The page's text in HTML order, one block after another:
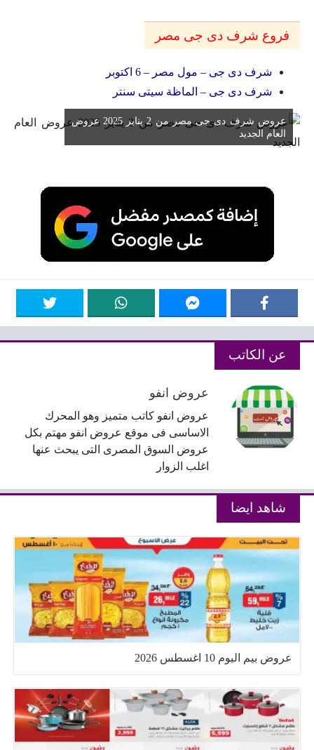
فروع شرف دى جى مصر
شرف دى جى – مول مصر – 6 اكتوبر
شرف دى جى – الماظة سيتى سنتر
عروض شرف دى جى مصر من 2 يناير 2025 عروض
العام الجديد
عن الكاتب
عروض انفو
عروض انفو كاتب متميز وهو المحرك
الاساسى فى موقع عروض انفو مهتم بكل
عروض السوق المصرى التى يبحث عنها
اغلب الزوار
شاهد ايضا
عروض بيم اليوم 10 اغسطس 2026